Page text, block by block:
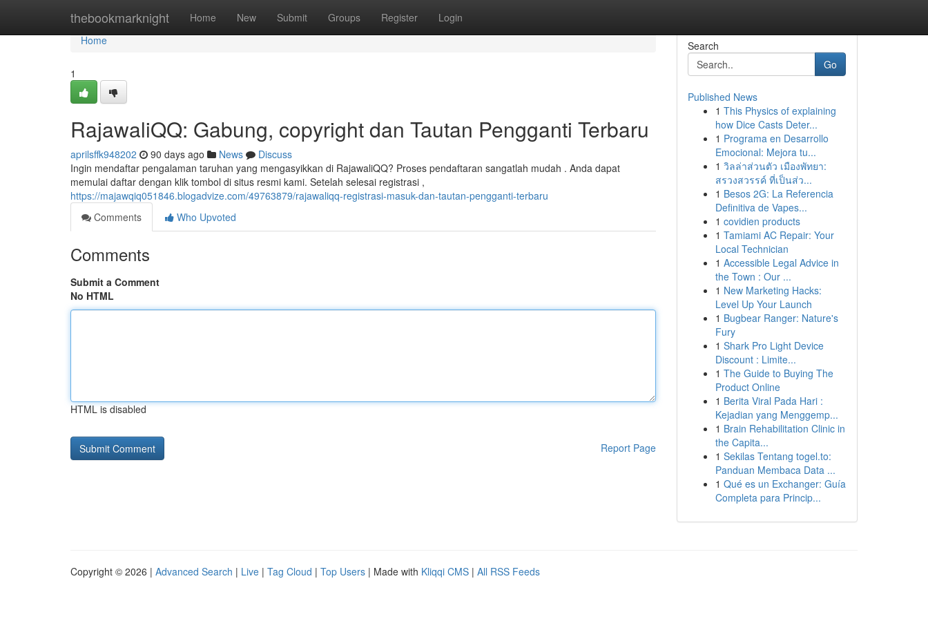
thebookmarknight Home New Submit Groups Register Login
Home
Home
1
RajawaliQQ: Gabung, copyright dan Tautan Pengganti Terbaru
aprilsffk948202 90 days ago News
Discuss
Ingin mendaftar pengalaman taruhan yang mengasyikkan di RajawaliQQ? Proses pendaftaran sangatlah mudah . Anda dapat
memulai daftar dengan klik tombol di situs resmi kami. Setelah selesai registrasi ,
https://majawqiq051846.blogadvize.com/49763879/rajawaliqq-registrasi-masuk-dan-tautan-pengganti-terbaru
Comments
Who Upvoted
Comments
Submit a Comment
No HTML
HTML is disabled
Report Page
Search
Go
Published News
1 This Physics of explaining
how Dice Casts Deter...
1 Programa en Desarrollo
Emocional: Mejora tu...
1 วิลล่าส่วนตัว เมืองพัทยา:
สรวงสวรรค์ ที่เป็นส่ว...
1 Besos 2G: La Referencia
Definitiva de Vapes...
1 covidien products
1 Tamiami AC Repair: Your
Local Technician
1 Accessible Legal Advice in
the Town : Our ...
1 New Marketing Hacks:
Level Up Your Launch
1 Bugbear Ranger: Nature's
Fury
1 Shark Pro Light Device
Discount : Limite...
1 The Guide to Buying The
Product Online
1 Berita Viral Pada Hari :
Kejadian yang Menggemp...
1 Brain Rehabilitation Clinic in
the Capita...
1 Sekilas Tentang togel.to:
Panduan Membaca Data ...
1 Qué es un Exchanger: Guía
Completa para Princip...
Copyright © 2026 | Advanced Search | Live | Tag Cloud | Top Users | Made with Kliqqi CMS | All RSS Feeds